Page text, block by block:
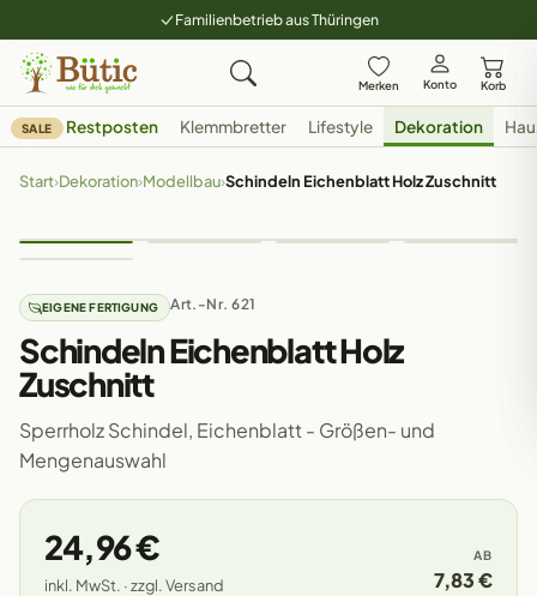
Familienbetrieb aus Thüringen
Merken Konto Korb
SALE Restposten Klemmbretter Lifestyle Dekoration
Start›Dekoration›Modellbau›Schindeln Eichenblatt Holz Zuschnitt
EIGENE FERTIGUNG Art.-Nr. 621
Schindeln Eichenblatt Holz
Zuschnitt
Sperrholz Schindel, Eichenblatt - Größen- und
Mengenauswahl
24,96 €
inkl. MwSt. · zzgl. Versand
AB
7,83 €